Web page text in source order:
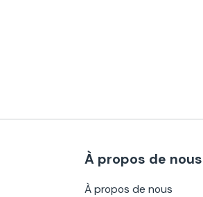
À propos de nous
À propos de nous